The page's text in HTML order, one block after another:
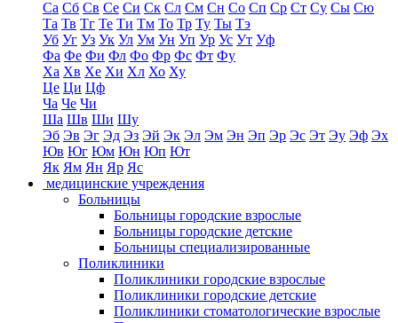
Са Сб Св Се Си Ск Сл См Сн Со Сп Ср Ст Су Сы Сю
Та Тв Тг Те Ти Тм То Тр Ту Ты Тэ
Уб Уг Уз Ук Ул Ум Ун Уп Ур Ус Ут Уф
Фа Фе Фи Фл Фо Фр Фс Фт Фу
Ха Хв Хе Хи Хл Хо Ху
Це Ци Цф
Ча Че Чи
Ша Шв Ши Шу
Эб Эв Эг Эд Эз Эй Эк Эл Эм Эн Эп Эр Эс Эт Эу Эф Эх
Юв Юг Юм Юн Юп Ют
Як Ям Ян Яр Яс
медицинские учреждения
Больницы
Больницы городские взрослые
Больницы городские детские
Больницы специализированные
Поликлиники
Поликлиники городские взрослые
Поликлиники городские детские
Поликлиники стоматологические взрослые